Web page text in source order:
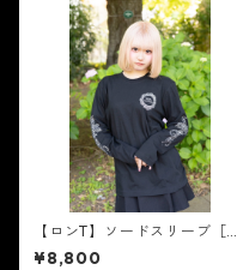
【ロンT】ソードスリーブ［シ
ルバーラメ］
¥8,800